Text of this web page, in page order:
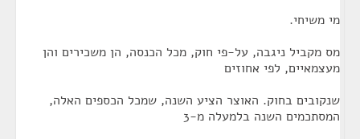
מי משיחי.
מס מקביל ניגבה, על-פי חוק, מכל הכנסה, הן משכירים והן
מעצמאיים, לפי אחוזים
שנקובים בחוק. האוצר הציע השנה, שמכל הכספים האלה,
המסתכמים השנה בלמעלה מ-3